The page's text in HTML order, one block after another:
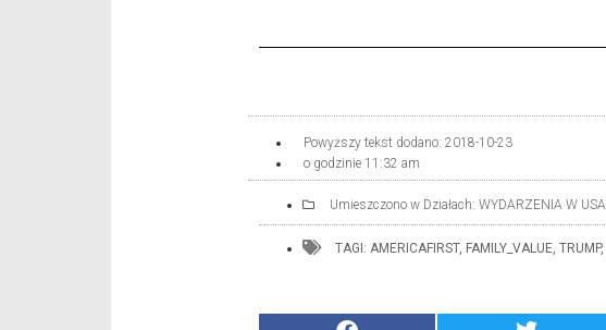
Powyższy tekst dodano: 2018-10-23
o godzinie 11:32 am
Umieszczono w Działach: WYDARZENIA W USA
TAGI: AMERICAFIRST, FAMILY_VALUE, TRUMP,